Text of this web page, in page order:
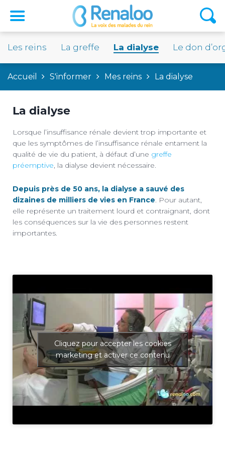
Les reins La greffe La dialyse Le don
Accueil S'informer Mes reins La dialyse
La dialyse
Lorsque l’insuffisance rénale devient trop importante et
que les symptômes de l’insuffisance rénale entament la
qualité de vie du patient, à défaut d’une greffe
préemptive, la dialyse devient nécessaire.
Depuis près de 50 ans, la dialyse a sauvé des
dizaines de milliers de vies en France. Pour autant,
elle représente un traitement lourd et contraignant, dont
les conséquences sur la vie des personnes restent
importantes.
Cliquez pour accepter les cookies
marketing et activer ce contenu